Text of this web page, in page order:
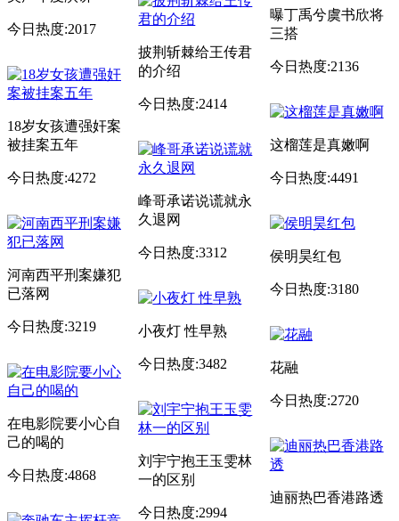
今日热度:2017
18岁女孩遭强奸案
被挂案五年
今日热度:4272
河南西平刑案嫌犯
已落网
今日热度:3219
在电影院要小心自
己的喝的
今日热度:4868
披荆斩棘给王传君
的介绍
今日热度:2414
峰哥承诺说谎就永
久退网
今日热度:3312
小夜灯 性早熟
今日热度:3482
刘宇宁抱王玉雯林
一的区别
今日热度:2994
曝丁禹兮虞书欣将
三搭
今日热度:2136
这榴莲是真嫩啊
今日热度:4491
侯明昊红包
今日热度:3180
花融
今日热度:2720
迪丽热巴香港路透